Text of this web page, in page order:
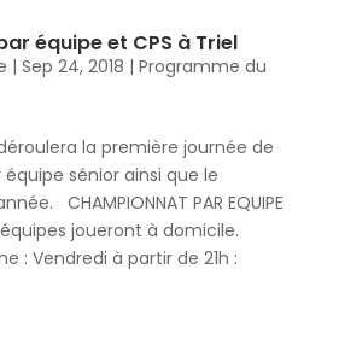
équipe et CPS à Triel
| Sep 24, 2018 | Programme du
la première journée de
sénior ainsi que le
CHAMPIONNAT PAR EQUIPE
équipes joueront à domicile.
: Vendredi à partir de 21h :